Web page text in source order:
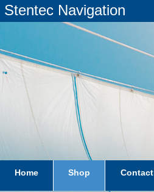
Stentec Navigation
Home Shop Contact